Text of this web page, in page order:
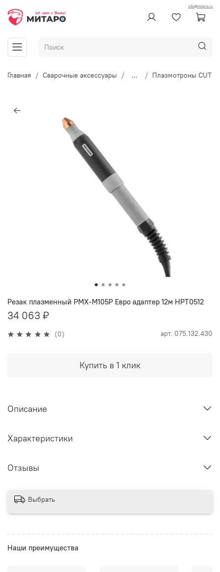
info@mitaro.ru
Главная Сварочные аксессуары ... Плазмотроны CUT
(0) арт. 075.132.430
Резак плазменный PMX-M105P Евро адаптер 12м HPT0512
34 063 ₽
Купить в 1 клик
Описание
Характеристики
Отзывы
Выбрать
Наши преимущества